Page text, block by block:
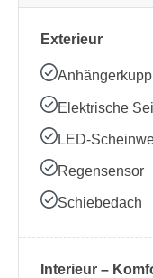
Exterieur
Elektrische
LED-
Regensensor
Schiebedach
Interieur –